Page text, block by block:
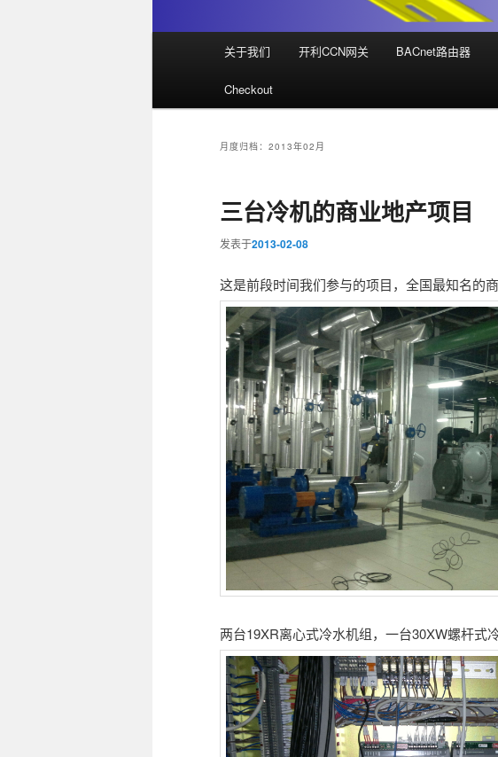
关于我们 开利CCN网关 BACnet路由器
Checkout
月度归档： 2013年02月
三台冷机的商业地产项目
发表于2013-02-08
这是前段时间我们参与的项目，全国最知名的
两台19XR离心式冷水机组，一台30XW螺杆式